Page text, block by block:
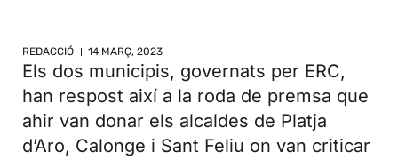
REDACCIÓ 14 MARÇ, 2023
Els dos municipis, governats per ERC,
han respost així a la roda de premsa que
ahir van donar els alcaldes de Platja
d’Aro, Calonge i Sant Feliu on van criticar